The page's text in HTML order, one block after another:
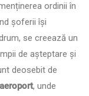
ordinii în
șoferii își
se creează un
de așteptare și
deosebit de
, unde